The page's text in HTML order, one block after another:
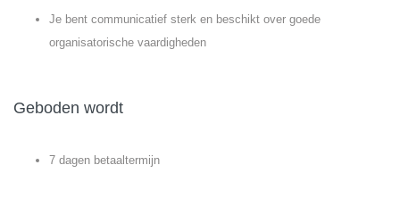
Je bent communicatief sterk en beschikt over goede
organisatorische vaardigheden
Geboden wordt
7 dagen betaaltermijn